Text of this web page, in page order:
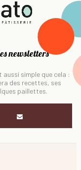
newsletters
simple que cela :
des recettes, ses
paillettes.